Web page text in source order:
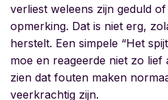
verliest weleens zijn geduld
opmerking. Dat is niet erg,
herstelt. Een simpele “Het
moe en reageerde niet zo lief
zien dat fouten maken
veerkrachtig zijn.